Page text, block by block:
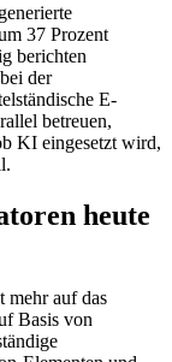
37 Prozent
berichten
der
E-
betreuen,
KI eingesetzt wird,
heute
mehr auf das
Basis von